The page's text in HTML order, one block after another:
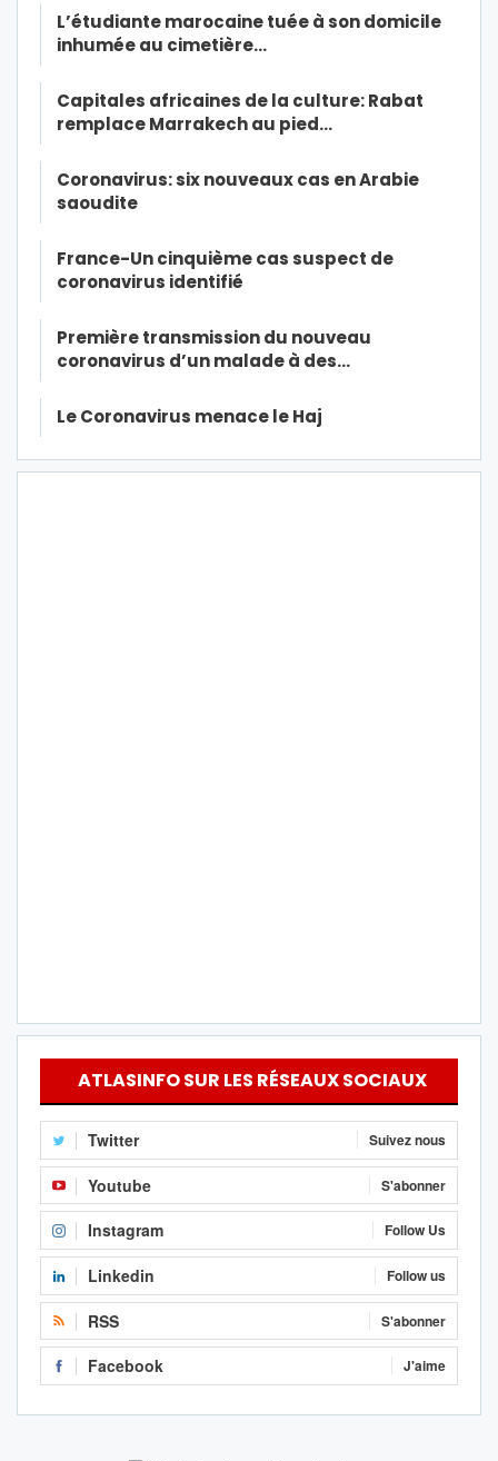
L’étudiante marocaine tuée à son domicile
inhumée au cimetière…
Capitales africaines de la culture: Rabat
remplace Marrakech au pied…
Coronavirus: six nouveaux cas en Arabie
saoudite
France-Un cinquième cas suspect de
coronavirus identifié
Première transmission du nouveau
coronavirus d’un malade à des…
Le Coronavirus menace le Haj
ATLASINFO SUR LES RÉSEAUX SOCIAUX
Twitter Suivez nous
Youtube S'abonner
Instagram Follow Us
Linkedin Follow us
RSS S'abonner
Facebook J'aime